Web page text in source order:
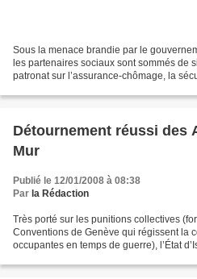
Sous la menace brandie par le
les partenaires sociaux sont sommés de
patronat sur l’assurance-chômage, la
Détournement réussi des
Mur
Publié le 12/01/2008 à 08:38
Par la Rédaction
Très porté sur les punitions collectives
Conventions de Genève qui régissent la
occupantes en temps de guerre), l’État